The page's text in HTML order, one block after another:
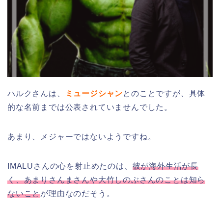
ハルクさんは、 ミュージシャンとのことですが、具体
的な名前までは公表されていませんでした。
あまり、メジャーではないようですね。
IMALUさんの心を射止めたのは、 彼が海外生活が長
く、あまりさんまさんや大竹しのぶさんのことは知ら
ないことが理由なのだそう。